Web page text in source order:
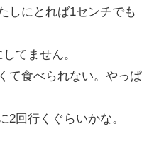
しにとれば1センチでも
てません。
て食べられない。やっぱ
2回行くぐらいかな。